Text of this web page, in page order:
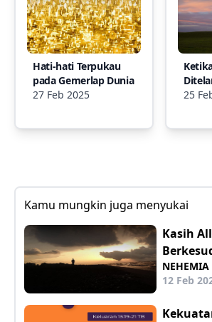
Hati-hati Terpukau
pada Gemerlap Dunia
27 Feb 2025
25
Kamu mungkin juga menyukai
Kasih
12 Feb